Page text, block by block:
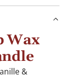
Wax
&